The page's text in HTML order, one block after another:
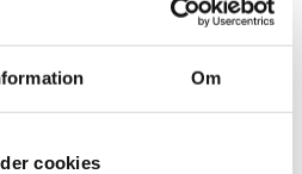
Om
cookies